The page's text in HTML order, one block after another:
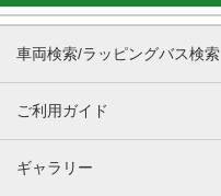
車両検索/ラッピングバス検索
ご利用ガイド
ギャラリー